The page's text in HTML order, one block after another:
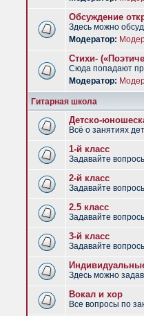
Обсуждение
Здесь можно
Модератор:
Стихи-
Сюда попадают
Модератор:
Гитарная школа
Детско-
Всё о занятиях
1-й класс
Задавайте
2-й класс
Задавайте
2.5 класс
Задавайте
3-й класс
Задавайте
Здесь можно
Вокал и хор
Все вопросы по